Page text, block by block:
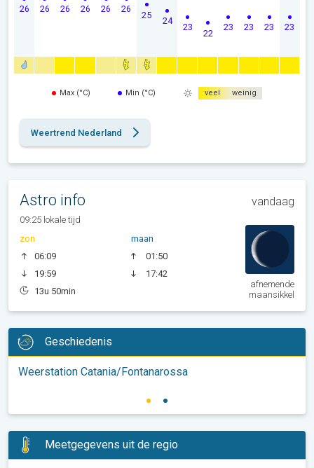
26 26 26 26 26 26
25
24
23
22
23 23 23 23
Max (°C) Min (°C) veel weinig
Weertrend Nederland
Astro info vandaag
09:25 lokale tijd
zon
06:09
19:59
13u 50min
maan
01:50
17:42
afnemende
maansikkel
Geschiedenis
Weerstation Catania/Fontanarossa
Meetgegevens uit de regio